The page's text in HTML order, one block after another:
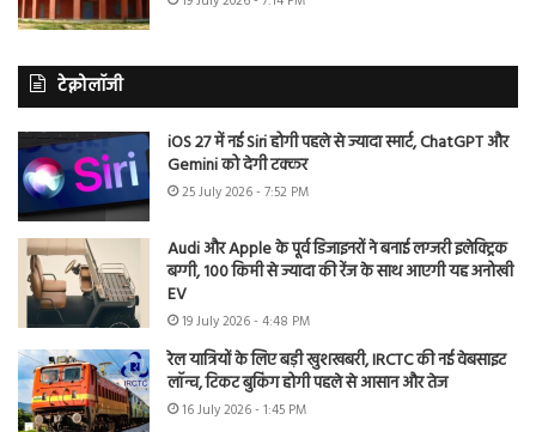
टेक्नोलॉजी
iOS 27 में नई Siri होगी पहले से ज्यादा स्मार्ट, ChatGPT और
Gemini को देगी टक्कर
25 July 2026 - 7:52 PM
Audi और Apple के पूर्व डिजाइनरों ने बनाई लग्जरी इलेक्ट्रिक
बग्गी, 100 किमी से ज्यादा की रेंज के साथ आएगी यह अनोखी
EV
19 July 2026 - 4:48 PM
रेल यात्रियों के लिए बड़ी खुशखबरी, IRCTC की नई वेबसाइट
लॉन्च, टिकट बुकिंग होगी पहले से आसान और तेज
16 July 2026 - 1:45 PM